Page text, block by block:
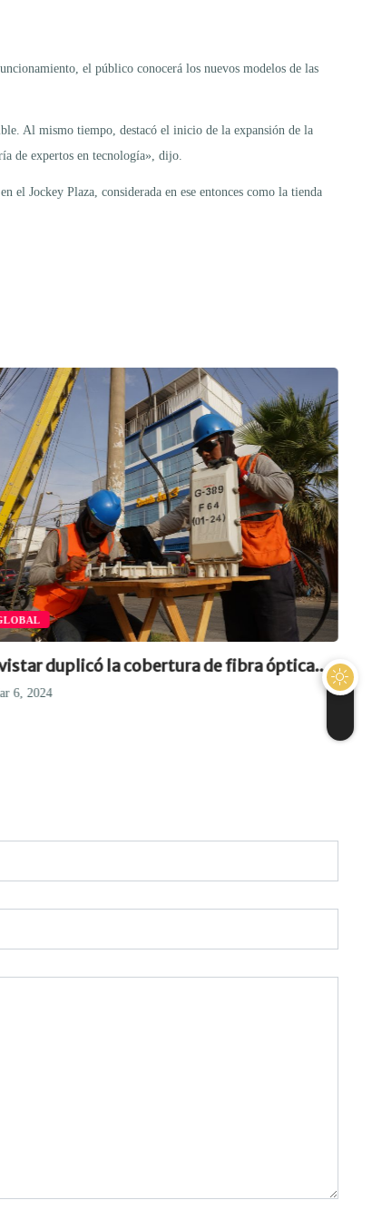
el público conocerá los nuevos modelos de las
Al mismo tiempo, destacó el inicio de la expansión de la
de expertos en tecnología», dijo.
Jockey Plaza, considerada en ese entonces como la tienda
duplicó la cobertura de fibra óptica...
6, 2024